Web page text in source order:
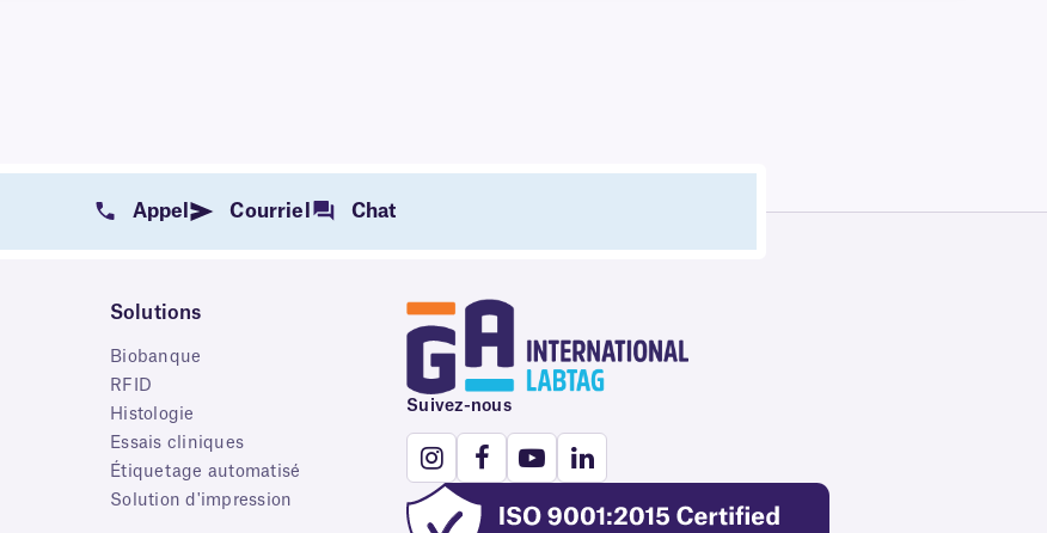
Appel Courriel Chat
Solutions
Biobanque
RFID
Histologie
Essais cliniques
Étiquetage automatisé
Solution d'impression
Suivez-nous